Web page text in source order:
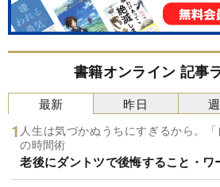
書籍オンライン 記事
最新
人生は気づかぬうちにすぎるから。
の時間術
老後にダントツで後悔すること・ワ
昨日